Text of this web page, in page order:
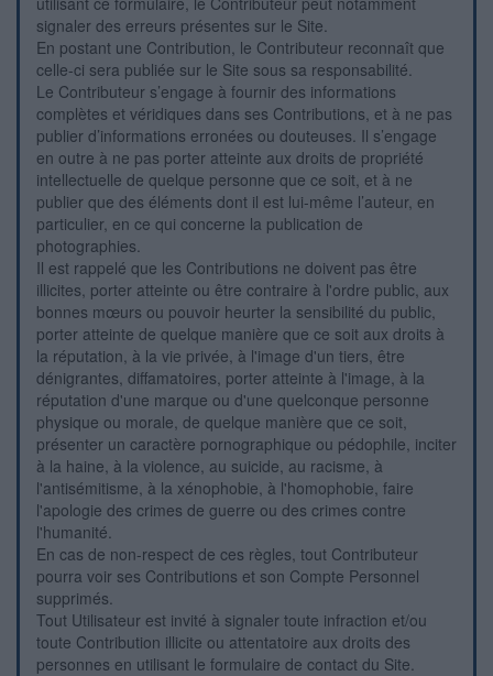
signaler des erreurs présentes sur le Site.
En postant une Contribution, le Contributeur reconnaît que
celle-ci sera publiée sur le Site sous sa responsabilité.
Le Contributeur s’engage à fournir des informations
complètes et véridiques dans ses Contributions, et à ne pas
publier d’informations erronées ou douteuses. Il s’engage
en outre à ne pas porter atteinte aux droits de propriété
intellectuelle de quelque personne que ce soit, et à ne
publier que des éléments dont il est lui-même l’auteur, en
particulier, en ce qui concerne la publication de
photographies.
Il est rappelé que les Contributions ne doivent pas être
illicites, porter atteinte ou être contraire à l'ordre public, aux
bonnes mœurs ou pouvoir heurter la sensibilité du public,
porter atteinte de quelque manière que ce soit aux droits à
la réputation, à la vie privée, à l'image d'un tiers, être
dénigrantes, diffamatoires, porter atteinte à l'image, à la
réputation d'une marque ou d'une quelconque personne
physique ou morale, de quelque manière que ce soit,
présenter un caractère pornographique ou pédophile, inciter
à la haine, à la violence, au suicide, au racisme, à
l'antisémitisme, à la xénophobie, à l'homophobie, faire
l'apologie des crimes de guerre ou des crimes contre
l'humanité.
En cas de non-respect de ces règles, tout Contributeur
pourra voir ses Contributions et son Compte Personnel
supprimés.
Tout Utilisateur est invité à signaler toute infraction et/ou
toute Contribution illicite ou attentatoire aux droits des
personnes en utilisant le formulaire de contact du Site.